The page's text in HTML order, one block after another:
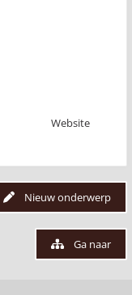
Website
Nieuw onderwerp
Ga naar